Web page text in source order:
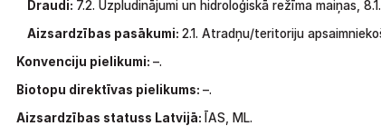
Draudi: 7.2. Uzpludinājumi un hidroloģiskā režīma maiņas, 8.1.
Aizsardzības pasākumi: 2.1. Atradņu/teritoriju
Konvenciju pielikumi: –.
Biotopu direktīvas pielikums: –.
Aizsardzības statuss Latvijā: ĪAS,
ML.